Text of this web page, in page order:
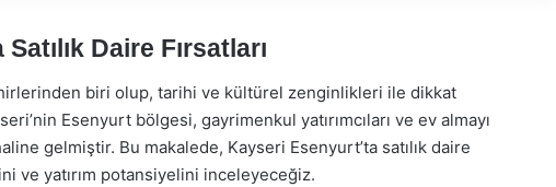
Daire Fırsatları
biri olup, tarihi ve kültürel zenginlikleri ile dikkat
Esenyurt bölgesi, gayrimenkul yatırımcıları ve ev almayı
gelmiştir. Bu makalede, Kayseri Esenyurt’ta satılık daire
ve yatırım potansiyelini inceleyeceğiz.